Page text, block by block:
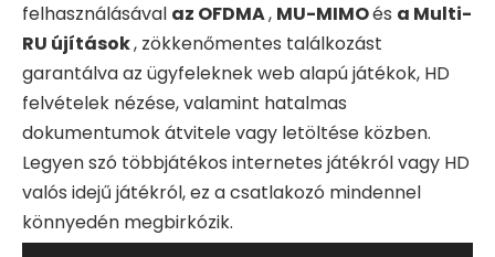
felhasználásával az OFDMA, MU-MIMOés a Multi-
RU újítások, zökkenőmentes találkozást
garantálva az ügyfeleknek web alapú játékok, HD
felvételek nézése, valamint hatalmas
dokumentumok átvitele vagy letöltése közben.
Legyen szó többjátékos internetes játékról vagy HD
valós idejű játékról, ez a csatlakozó mindennel
könnyedén megbirkózik.